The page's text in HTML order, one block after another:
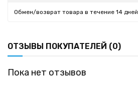
Обмен/возврат товара в течение 14 дней
ОТЗЫВЫ ПОКУПАТЕЛЕЙ (0)
Пока нет отзывов